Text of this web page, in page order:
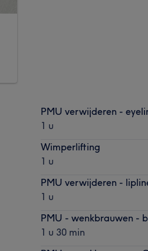
PMU verwijderen -
1 u
Wimperlifting
1 u
PMU verwijderen -
1 u
PMU - wenkbrauwen -
1 u 30 min